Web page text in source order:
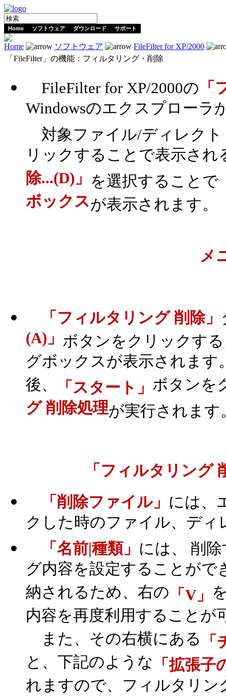
Home ソフトウェア ダウンロード サポート
Home ソフトウェア
FileFilter for XP/2000
「FileFilter」の機能：フィルタリング・削除
FileFilter for XP/2000の
Windowsのエクスプローラ
対象ファイル/ディレクト
リックすることで表示さ
除...(D)」 を選択することで
ボックスが表示されます。
メ
「フィルタリング 削除」
(A)」 ボタンをクリックす
グボックスが表示されま
後、
「スタート」 ボタンを
グ 削除処理が実行されます
「フィルタリング
「削除ファイル」 には、
クした時のファイル、デ
「名前|種類」 には、 削
グ内容を設定することが
納されるため、右の 「V」
内容を再度利用することが
また、その右横にある
と、下記のような 「拡張子
れますので、フィルタリ